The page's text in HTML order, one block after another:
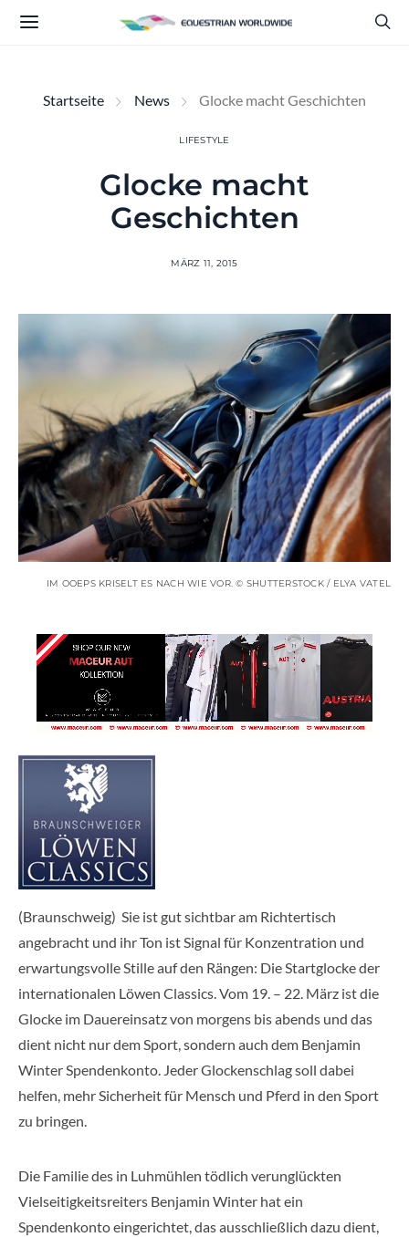
Startseite News Glocke macht Geschichten
LIFESTYLE
Glocke macht
Geschichten
MÄRZ 11, 2015
IM OOEPS KRISELT ES NACH WIE VOR. © SHUTTERSTOCK / ELYA VATEL
(Braunschweig) Sie ist gut sichtbar am Richtertisch
angebracht und ihr Ton ist Signal für Konzentration und
erwartungsvolle Stille auf den Rängen: Die Startglocke der
internationalen Löwen Classics. Vom 19. – 22. März ist die
Glocke im Dauereinsatz von morgens bis abends und das
dient nicht nur dem Sport, sondern auch dem Benjamin
Winter Spendenkonto. Jeder Glockenschlag soll dabei
helfen, mehr Sicherheit für Mensch und Pferd in den Sport
zu bringen.
Die Familie des in Luhmühlen tödlich verunglückten
Vielseitigkeitsreiters Benjamin Winter hat ein
Spendenkonto eingerichtet, das ausschließlich dazu dient,